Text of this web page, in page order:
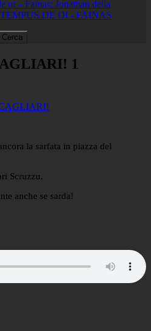
oi – Fainas: Jonathan della
TEMPUS DE OI - FAINAS
1
la sarfata in piazza del
Scruzzu.
anche se sarda!